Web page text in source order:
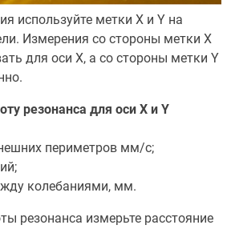
используйте метки X и Y на
Измерения со стороны метки X
для оси X, а со стороны метки Y
резонанса для оси X и Y
периметров мм/с;
колебаниями, мм.
резонанса измерьте расстояние